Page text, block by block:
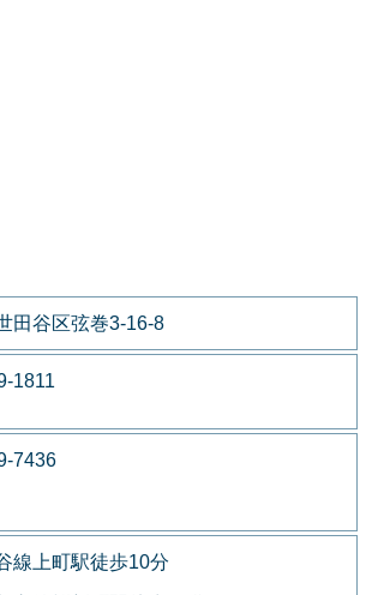
田谷区弦巻3-16-8
1811
7436
線上町駅徒歩10分